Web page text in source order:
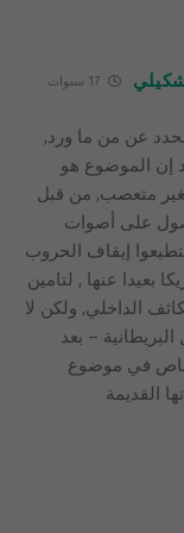
17 سنوات
عن من ما ورد,
إن الموضوع هو
متعصب, من قبل
على أصوات
إيقاف الحروب
بعيدا عنها , لتامين
الداخلي, ولكن لا
– بعد
خاص في موضوع
القديمة